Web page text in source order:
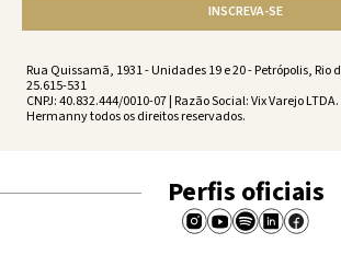
INSCREVA-SE
Rua Quissamã, 1931 - Unidades 19 e 20 - Petrópolis, Rio
25.615-531
CNPJ: 40.832.444/0010-07 | Razão Social: Vix Varejo
Hermanny todos os direitos reservados.
Perfis oficiais